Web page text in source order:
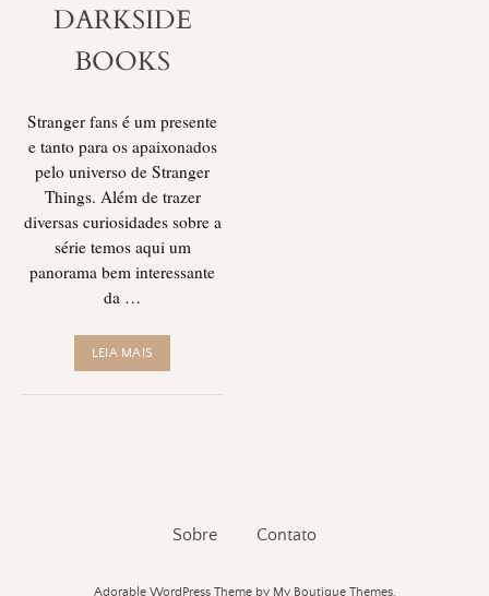
DARKSIDE
BOOKS
Stranger fans é um presente
e tanto para os apaixonados
pelo universo de Stranger
Things. Além de trazer
diversas curiosidades sobre a
série temos aqui um
panorama bem interessante
da …
LEIA MAIS
Sobre Contato
Adorable WordPress Themeby My Boutique Themes.